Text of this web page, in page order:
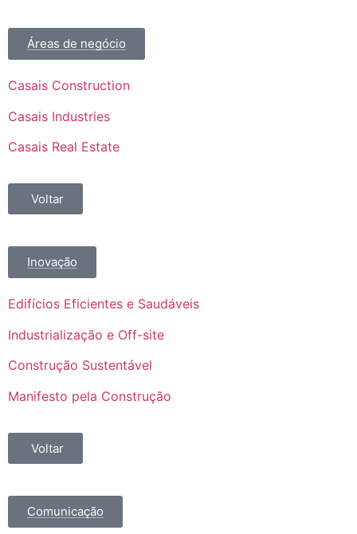
Áreas de negócio
Casais Construction
Casais Industries
Casais Real Estate
Voltar
Inovação
Edifícios Eficientes e Saudáveis
Industrialização e Off-site
Construção Sustentável
Manifesto pela Construção
Voltar
Comunicação